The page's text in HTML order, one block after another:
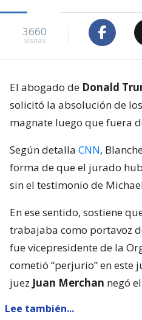
3660
visitas
El abogado de Donald
solicitó la absolución de
magnate luego que fuera
Según detalla CNN,
forma de que el jurado
sin el testimonio de
En ese sentido, sostiene
trabajaba como portavoz
fue vicepresidente de la
cometió “perjurio” en este
juez Juan Merchan negó
Lee también...